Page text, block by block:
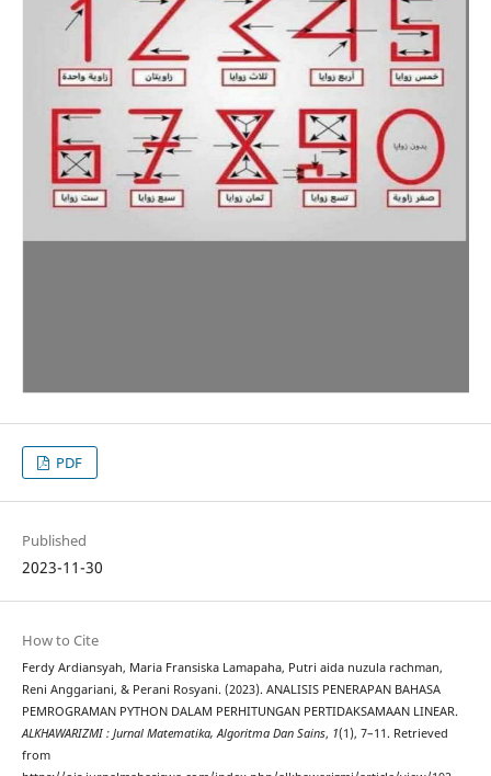
PDF
Published
2023-11-30
How to Cite
Ferdy Ardiansyah, Maria Fransiska Lamapaha, Putri aida nuzula rachman,
Reni Anggariani, & Perani Rosyani. (2023). ANALISIS PENERAPAN BAHASA
PEMROGRAMAN PYTHON DALAM PERHITUNGAN PERTIDAKSAMAAN LINEAR.
ALKHAWARIZMI : Jurnal Matematika, Algoritma Dan Sains, 1(1), 7–11. Retrieved
from